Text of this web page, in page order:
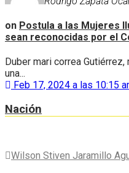
on Postula a las Mujeres
sean reconocidas por el
Duber mari correa
una...
Feb 17, 2024 a las 10:15
Nación
Wilson Stiven Jaramillo